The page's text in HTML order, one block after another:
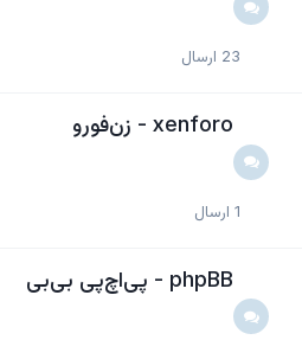
23 ارسال
xenforo - زن‌فورو
1 ارسال
phpBB - پی‌اچ‌پی بی‌بی